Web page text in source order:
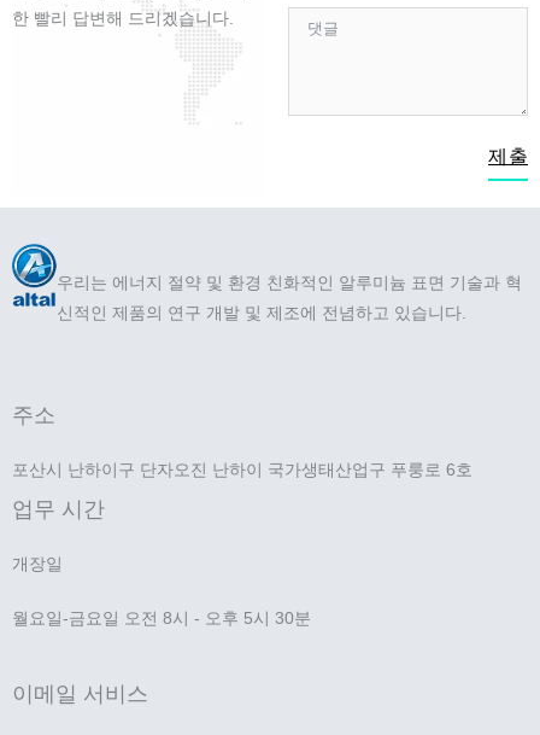
한 빨리 답변해 드리겠습니다.
제출
우리는 에너지 절약 및 환경 친화적인 알루미늄 표면 기술과 혁
신적인 제품의 연구 개발 및 제조에 전념하고 있습니다.
주소
포산시 난하이구 단자오진 난하이 국가생태산업구 푸룽로 6호
업무 시간
개장일
월요일-금요일 오전 8시 - 오후 5시 30분
이메일 서비스